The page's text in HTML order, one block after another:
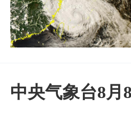
中央气象台8月